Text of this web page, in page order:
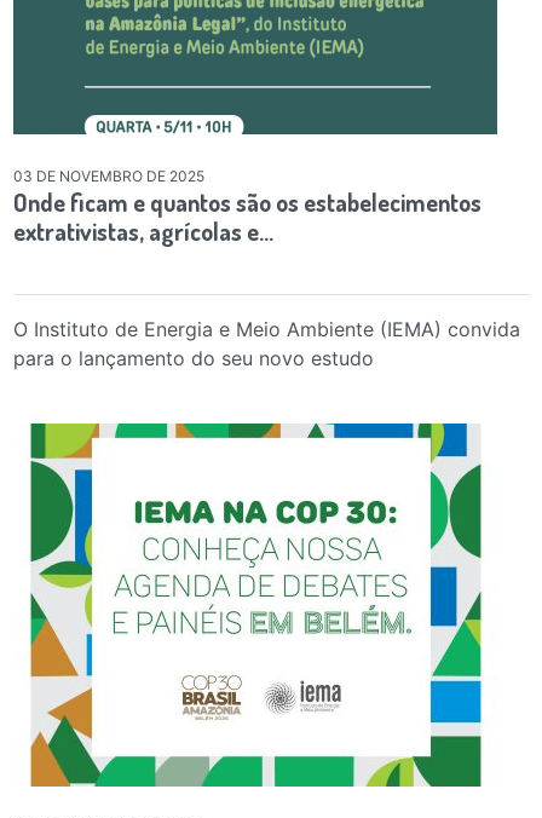
03 DE NOVEMBRO DE 2025
Onde ficam e quantos são os estabelecimentos
extrativistas, agrícolas e…
O Instituto de Energia e Meio Ambiente (IEMA) convida
para o lançamento do seu novo estudo